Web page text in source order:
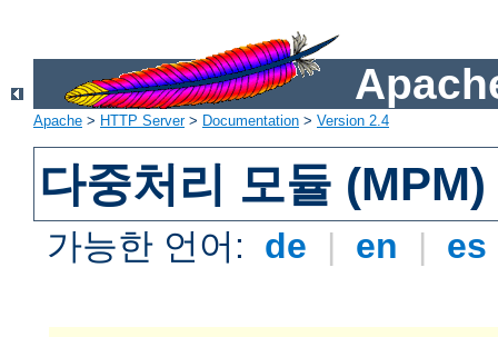
Apache > HTTP Server> Documentation > Version 2.4
다중처리 모듈 (MPM)
가능한 언어: de | en | es